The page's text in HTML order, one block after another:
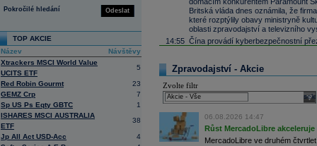
Odeslat
Pokročilé hledání
TOP AKCIE
Název
Návštěvy
Xtrackers MSCI World Value
UCITS ETF
5
Red Robin Gourmt
23
GEMZ Crp
7
Sp US Ps Eqty GBTC
1
ISHARES MSCI AUSTRALIA
ETF
38
Jp All Act USD-Acc
4
Britská vláda dnes oznámila, že
které rozptýlily obavy ministryně
oblasti zpravodajství a televizního
14:55 Čína provádí kyberbezpečnostní
14:26 Heineken-Deut......
13:31 Jindřichohradecká likérka Fruko-
hospodařila se ztrátou 10,6 milionu
milionu
. Firma loni vyměnila
který se dříve zaměřoval na
13:04
Generali-Citi......
12:49 Ahold -UBSsni......
12:25 Next -Citigrou......
Zpravodajství - Akcie
Zvolte filtr
06.08.2026 14:47
Růst MercadoLibre
MercadoLibre ve druhém